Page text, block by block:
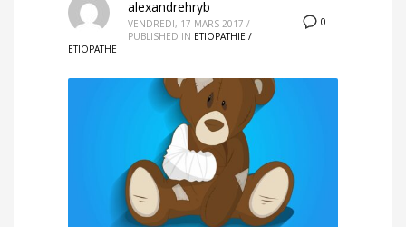
0
alexandrehryb
VENDREDI, 17 MARS 2017 /
PUBLISHED IN ETIOPATHIE /
ETIOPATHE